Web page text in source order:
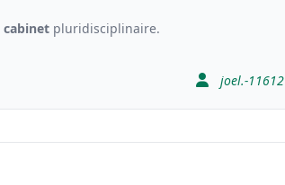
cabinet pluridisciplinaire.
joel.-11612